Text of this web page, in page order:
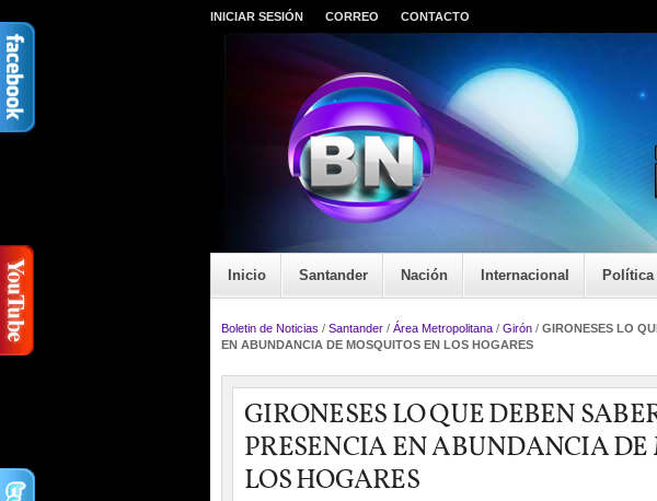
INICIAR SESIÓN CORREO CONTACTO
Inicio Santander Nación Internacional Política
Boletin de Noticias / Santander / Área Metropolitana / Girón / GIRONESES LO
EN ABUNDANCIA DE MOSQUITOS EN LOS HOGARES
GIRONESES LO QUE DEBEN
PRESENCIA EN ABUNDANCIA DE
LOS HOGARES